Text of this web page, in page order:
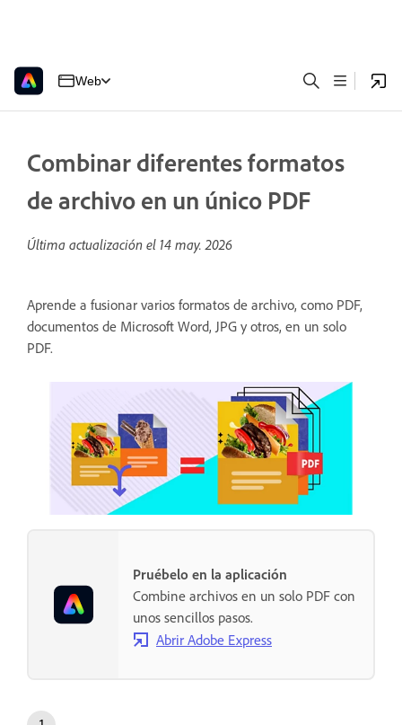
Web
Combinar diferentes formatos
de archivo en un único PDF
Última actualización el 14 may. 2026
Aprende a fusionar varios formatos de archivo, como PDF,
documentos de Microsoft Word, JPG y otros, en un solo
PDF.
Pruébelo en la aplicación
Combine archivos en un solo PDF con
unos sencillos pasos.
Abrir Adobe Express